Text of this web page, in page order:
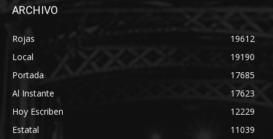
ARCHIVO
Rojas
19612
Local
19190
Portada
17685
Al Instante
17623
Hoy Escriben
12229
Estatal
11039